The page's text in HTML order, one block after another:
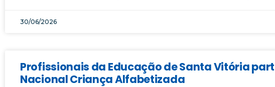
30/06/2026
Profissionais da Educação de Santa Vitória
Nacional Criança Alfabetizada